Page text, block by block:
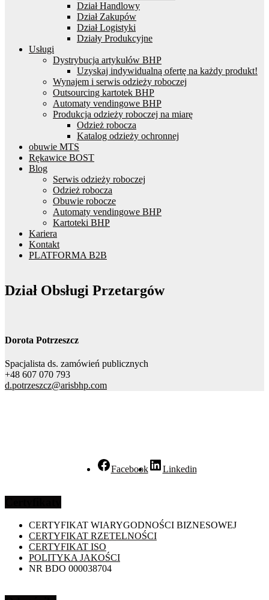
Dział Handlowy
Dział Zakupów
Dział Logistyki
Działy Produkcyjne
Usługi
Dystrybucja artykułów BHP
Uzyskaj indywidualną ofertę na każdy produkt!
Wynajem i serwis odzieży roboczej
Outsourcing kartotek BHP
Automaty vendingowe BHP
Produkcja odzieży roboczej na miarę
Odzież robocza
Katalog odzieży ochronnej
obuwie MTS
Rękawice BOST
Blog
Serwis odzieży roboczej
Odzież robocza
Obuwie robocze
Automaty vendingowe BHP
Kartoteki BHP
Kariera
Kontakt
PLATFORMA B2B
Dział Obsługi Przetargów
Dorota Potrzeszcz
Spacjalista ds. zamówień publicznych
+48 607 070 793
d.potrzeszcz@arisbhp.com
Facebook Linkedin
CERTYFIKAT WIARYGODNOŚCI BIZNESOWEJ
CERTYFIKAT RZETELNOŚCI
CERTYFIKAT ISO
POLITYKA JAKOŚCI
NR BDO 000038704